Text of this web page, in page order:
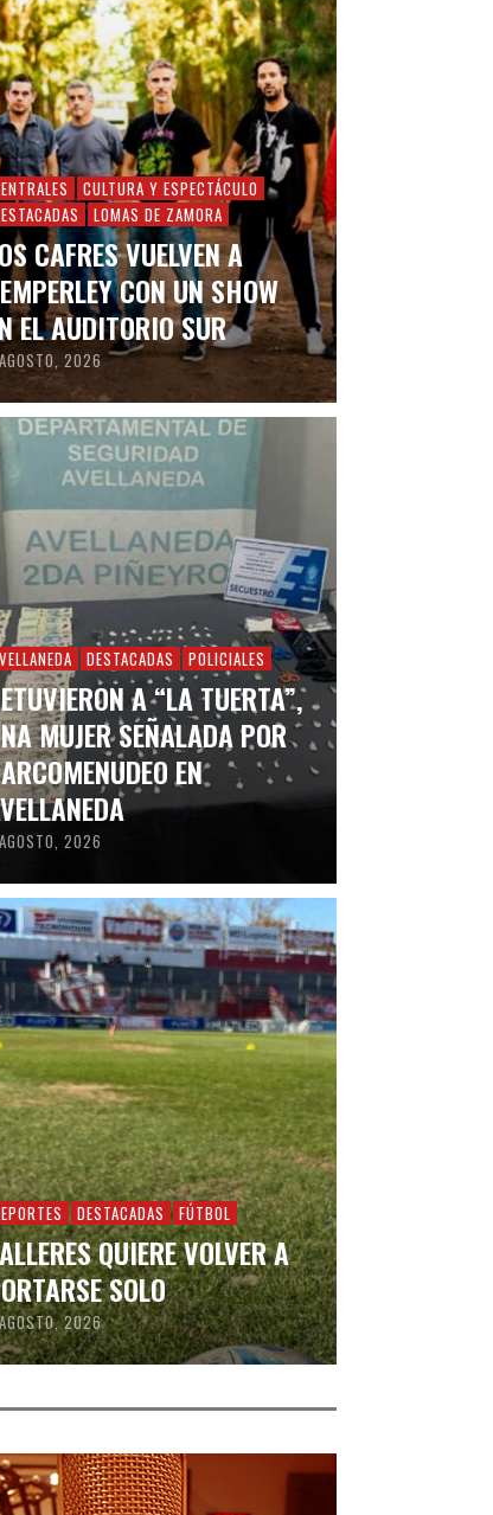
CULTURA Y ESPECTÁCULO
LOMAS DE ZAMORA
CAFRES VUELVEN A
CON UN SHOW
EL AUDITORIO SUR
2026
DESTACADAS POLICIALES
A “LA TUERTA”,
MUJER SEÑALADA POR
EN
2026
DESTACADAS FÚTBOL
QUIERE VOLVER A
SOLO
2026